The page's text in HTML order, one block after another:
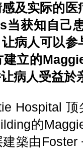
及实际的
获知自己
病人可以
立的
病人受益於
Hospital 顶
的
築由